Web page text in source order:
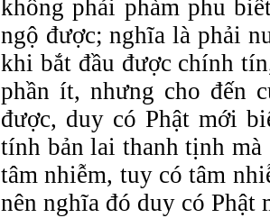
không phải phàm phu
ngộ được; nghĩa là phải
khi bắt đầu được chính
phần ít, nhưng cho đến
được, duy có Phật mới
tính bản lai thanh tịnh
tâm nhiễm, tuy có tâm
nên nghĩa đó duy có Phật